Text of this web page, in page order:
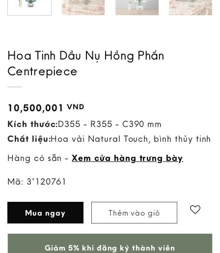
Hoa Tinh Dầu Nụ Hồng Phấn
Centrepiece
10,500,001VND
Kích thước:D355 - R355 - C390 mm
Chất liệu:Hoa vải Natural Touch, bình thủy tinh
Hàng có sẵn -Xem cửa hàng trưng bày
Mã: 3*120761
Mua ngay Thêm vào giỏ
Giảm 5% khi đăng ký thành viên